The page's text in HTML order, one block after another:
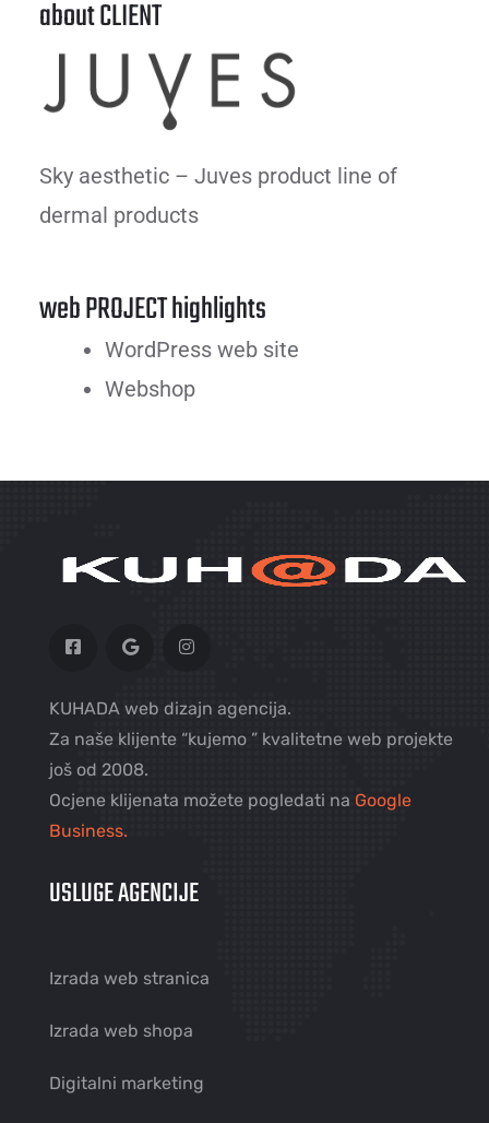
about CLIENT
Sky aesthetic – Juves product line of
dermal products
web PROJECT highlights
WordPress web site
Webshop
KUHADA web dizajn agencija.
Za naše klijente “kujemo ” kvalitetne web projekte
još od 2008.
Ocjene klijenata možete pogledati na Google
Business.
USLUGE AGENCIJE
Izrada web stranica
Izrada web shopa
Digitalni marketing